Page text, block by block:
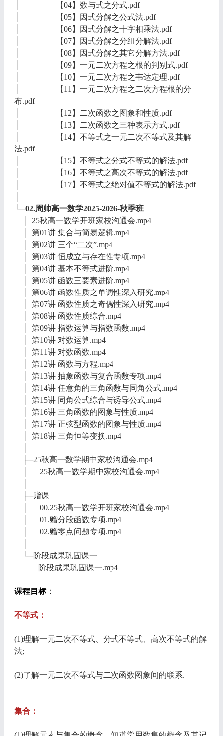
│ 【04】数与式之分式.pdf
│ 【05】因式分解之公式法.pdf
│ 【06】因式分解之十字相乘法.pdf
│ 【07】因式分解之分组分解法.pdf
│ 【08】因式分解之其它分解方法.pdf
│ 【09】一元二次方程之根的判别式.pdf
│ 【10】一元二次方程之韦达定理.pdf
│ 【11】一元二次方程之二次方程根的分
布.pdf
│ 【12】二次函数之图象和性质.pdf
│ 【13】二次函数之三种表示方式.pdf
│ 【14】不等式之一元二次不等式及其解
法.pdf
│ 【15】不等式之分式不等式的解法.pdf
│ 【16】不等式之高次不等式的解法.pdf
│ 【17】不等式之绝对值不等式的解法.pdf
└─02.周帅高一数学2025-2026-秋季班
│ 25秋高一数学开班家校沟通会.mp4
│ 第01讲 集合与简易逻辑.mp4
│ 第02讲 三个“二次”.mp4
│ 第03讲 恒成立与存在性专项.mp4
│ 第04讲 基本不等式进阶.mp4
│ 第05讲 函数三要素进阶.mp4
│ 第06讲 函数性质之单调性深入研究.mp4
│ 第07讲 函数性质之奇偶性深入研究.mp4
│ 第08讲 函数性质综合.mp4
│ 第09讲 指数运算与指数函数.mp4
│ 第10讲 对数运算.mp4
│ 第11讲 对数函数.mp4
│ 第12讲 函数与方程.mp4
│ 第13讲 抽象函数与复合函数专项.mp4
│ 第14讲 任意角的三角函数与同角公式.mp4
│ 第15讲 同角公式综合与诱导公式.mp4
│ 第16讲 三角函数的图象与性质.mp4
│ 第17讲 正弦型函数的图象与性质.mp4
│ 第18讲 三角恒等变换.mp4
├─25秋高一数学期中家校沟通会.mp4
│ 25秋高一数学期中家校沟通会.mp4
├─赠课
│ 00.25秋高一数学开班家校沟通会.mp4
│ 01.赠分段函数专项.mp4
│ 02.赠零点问题专项.mp4
└─阶段成果巩固课一
阶段成果巩固课一.mp4
课程目标：
不等式：
(1)理解一元二次不等式、分式不等式、高次不等式的解
法;
(2)了解一元二次不等式与二次函数图象间的联系.
集合：